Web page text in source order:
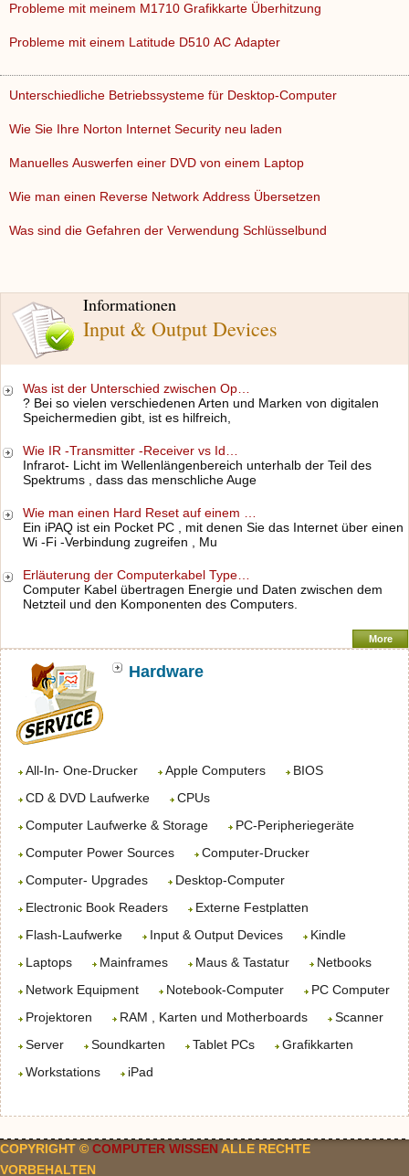
Informationen
Input & Output Devices
Was ist der Unterschied zwischen Op…
? Bei so vielen verschiedenen Arten und Marken von digitalen
Speichermedien gibt, ist es hilfreich,
Wie IR -Transmitter -Receiver vs Id…
Infrarot- Licht im Wellenlängenbereich unterhalb der Teil des
Spektrums , dass das menschliche Auge
Wie man einen Hard Reset auf einem …
Ein iPAQ ist ein Pocket PC , mit denen Sie das Internet über einen
Wi -Fi -Verbindung zugreifen , Mu
Erläuterung der Computerkabel Type…
Computer Kabel übertragen Energie und Daten zwischen dem
Netzteil und den Komponenten des Computers.
More
Hardware
All-In- One-Drucker Apple Computers
BIOS
CD & DVD Laufwerke
CPUs
Computer Laufwerke & Storage
PC-Peripheriegeräte
Computer Power Sources
Computer-Drucker
Computer- Upgrades
Desktop-Computer
Electronic Book Readers
Externe Festplatten
Flash-Laufwerke
Input & Output Devices
Kindle
Laptops
Mainframes Maus & Tastatur
Netbooks
Network Equipment
Notebook-Computer
PC Computer
Projektoren
RAM , Karten und Motherboards
Scanner
Server
Soundkarten Tablet PCs
Grafikkarten
Workstations
iPad
Probleme mit meinem M1710 Grafikkarte Überhitzung
Probleme mit einem Latitude D510 AC Adapter
Unterschiedliche Betriebssysteme für Desktop-Computer
Wie Sie Ihre Norton Internet Security neu laden
Manuelles Auswerfen einer DVD von einem Laptop
Wie man einen Reverse Network Address Übersetzen
Was sind die Gefahren der Verwendung Schlüsselbund
COPYRIGHT © COMPUTER WISSEN ALLE RECHTE
VORBEHALTEN